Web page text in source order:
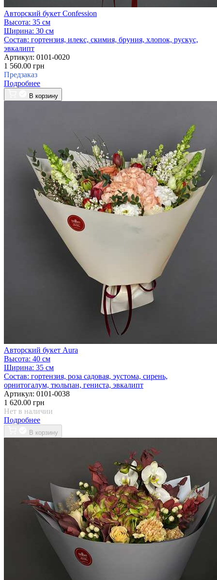
Авторский букет Сonfession
Высота: 35 см
Ширина: 30 см
Состав: гортензия, илекс, скимия, бруния, хлопок, рускус,
эвкалипт
Артикул: 0101-0020
1 560.00 грн
Предзаказ
Подробнее
В корзину
Авторский букет Aura
Высота: 40 см
Ширина: 35 см
Состав: гортензия, роза садовая, эустома, сирень,
орнитогалум, тюльпан, гениста, эвкалипт
Артикул: 0101-0038
1 620.00 грн
Нет в наличии
Подробнее
В корзину